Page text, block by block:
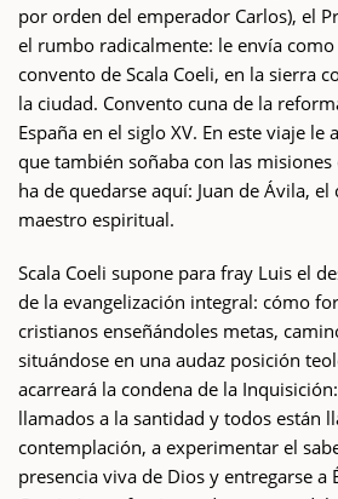
por orden del emperador Carlos), el
el rumbo radicalmente: le envía
convento de Scala Coeli, en la sierra
la ciudad. Convento cuna de la
España en el siglo XV. En este viaje
que también soñaba con las
ha de quedarse aquí: Juan de Ávila, el
maestro espiritual.
Scala Coeli supone para fray Luis el
de la evangelización integral: cómo
cristianos enseñándoles metas,
situándose en una audaz posición
acarreará la condena de la
llamados a la santidad y todos están
contemplación, a experimentar el
presencia viva de Dios y entregarse a